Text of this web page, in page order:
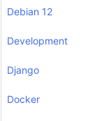
Debian 12
Development
Django
Docker